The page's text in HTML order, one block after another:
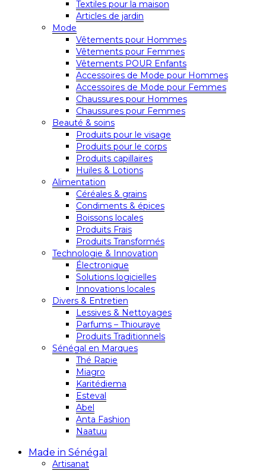
Textiles pour la maison
Articles de jardin
Mode
Vêtements pour Hommes
Vêtements pour Femmes
Vêtements POUR Enfants
Accessoires de Mode pour Hommes
Accessoires de Mode pour Femmes
Chaussures pour Hommes
Chaussures pour Femmes
Beauté & soins
Produits pour le visage
Produits pour le corps
Produits capillaires
Huiles & Lotions
Alimentation
Céréales & grains
Condiments & épices
Boissons locales
Produits Frais
Produits Transformés
Technologie & Innovation
Électronique
Solutions logicielles
Innovations locales
Divers & Entretien
Lessives & Nettoyages
Parfums – Thiouraye
Produits Traditionnels
Sénégal en Marques
Thé Rapie
Miagro
Karitédiema
Esteval
Abel
Anta Fashion
Naatuu
Made in Sénégal
Artisanat